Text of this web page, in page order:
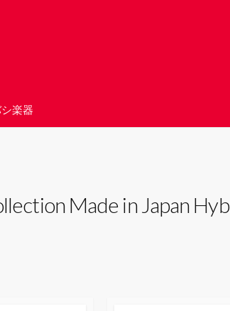
楽器
Made in Japan